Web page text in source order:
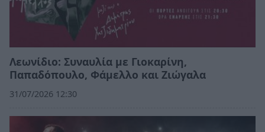
Λεωνίδιο: Συναυλία με Γιοκαρίνη,
Παπαδόπουλο, Φάμελλο και Ζιώγαλα
31/07/2026 12:30